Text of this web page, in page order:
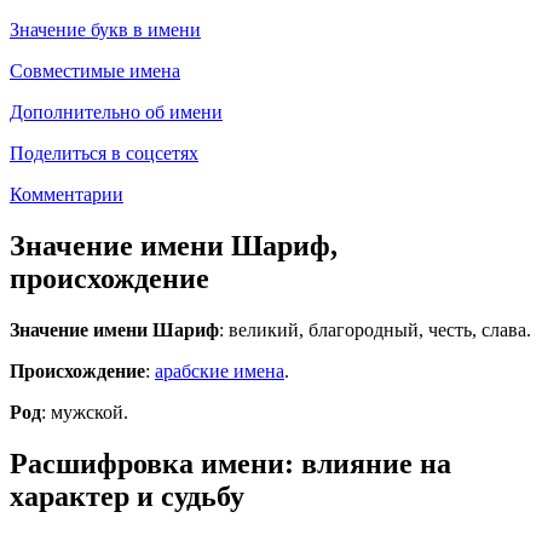
Значение букв в имени
Совместимые имена
Дополнительно об имени
Поделиться в соцсетях
Комментарии
Значение имени Шариф,
происхождение
Значение имени Шариф: великий, благородный, честь, слава.
Происхождение: арабские имена.
Род: мужской.
Расшифровка имени: влияние на
характер и судьбу